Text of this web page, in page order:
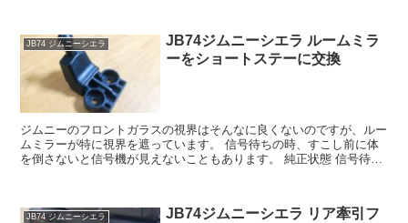
JB74 ジムニーシエラ
JB74ジムニーシエラ ルームミラ
ーをショートステーに交換
ジムニーのフロントガラスの視界はそんなに良くないのですが、ルー
ムミラーが特に視界を遮っています。 信号待ちの時、すこし前に体
を倒さないと信号機が見えないこともあります。 純正状態 信号待ち
JB74 ジムニーシエラ
JB74ジムニーシエラ リア牽引フ